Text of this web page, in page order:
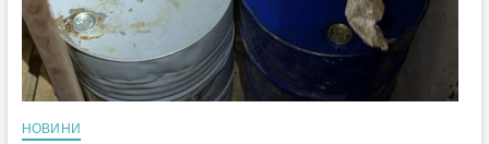
НОВИНИ